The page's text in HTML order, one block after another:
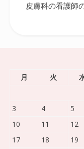
皮膚科の看護師
月
火
3
4 5
10
11 12
17
18 19